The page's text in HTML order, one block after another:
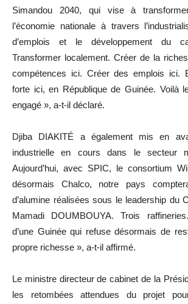
Simandou 2040, qui vise à
l’économie nationale à travers
d’emplois et le développement du
Transformer localement. Créer de la
compétences ici. Créer des emplois ici.
forte ici, en République de Guinée. Voilà
engagé », a-t-il déclaré.
Djiba DIAKITÉ a également mis en
industrielle en cours dans le secteur
Aujourd’hui, avec SPIC, le consortium
désormais Chalco, notre pays
d’alumine réalisées sous le leadership du
Mamadi DOUMBOUYA. Trois
d’une Guinée qui refuse désormais de
propre richesse », a-t-il affirmé.
Le ministre directeur de cabinet de la
les retombées attendues du projet